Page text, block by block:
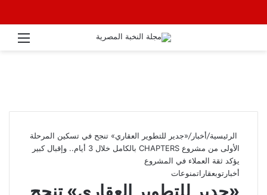
الرئيسية/أخبار/«جدير للتطوير العقاري» تنجح في تسكين المرحلة
الأولى من مشروع CHAPTERS بالكامل خلال 3 أيام.. وإقبال كبير
يؤكد ثقة العملاء في المشروع
أخبار توبعقاراتمنوعات